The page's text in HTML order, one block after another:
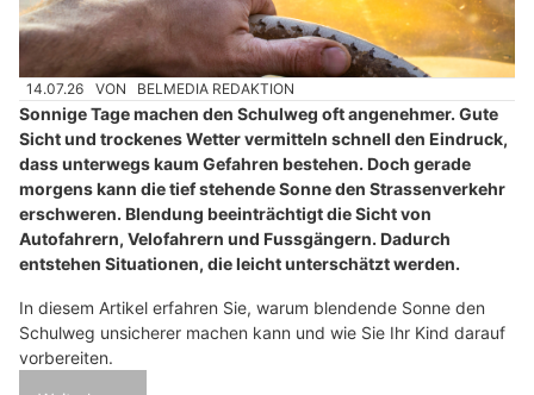
14.07.26 VON BELMEDIA REDAKTION
Sonnige Tage machen den Schulweg oft angenehmer. Gute
Sicht und trockenes Wetter vermitteln schnell den Eindruck,
dass unterwegs kaum Gefahren bestehen. Doch gerade
morgens kann die tief stehende Sonne den Strassenverkehr
erschweren. Blendung beeinträchtigt die Sicht von
Autofahrern, Velofahrern und Fussgängern. Dadurch
entstehen Situationen, die leicht unterschätzt werden.
In diesem Artikel erfahren Sie, warum blendende Sonne den
Schulweg unsicherer machen kann und wie Sie Ihr Kind darauf
vorbereiten.